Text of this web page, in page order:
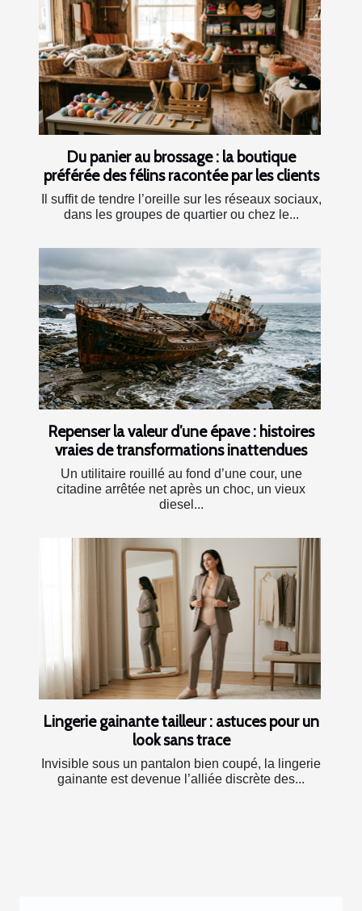
Du panier au brossage : la boutique
préférée des félins racontée par les clients
Il suffit de tendre l’oreille sur les réseaux sociaux,
dans les groupes de quartier ou chez le...
Repenser la valeur d’une épave : histoires
vraies de transformations inattendues
Un utilitaire rouillé au fond d’une cour, une
citadine arrêtée net après un choc, un vieux
diesel...
Lingerie gainante tailleur : astuces pour un
look sans trace
Invisible sous un pantalon bien coupé, la lingerie
gainante est devenue l’alliée discrète des...